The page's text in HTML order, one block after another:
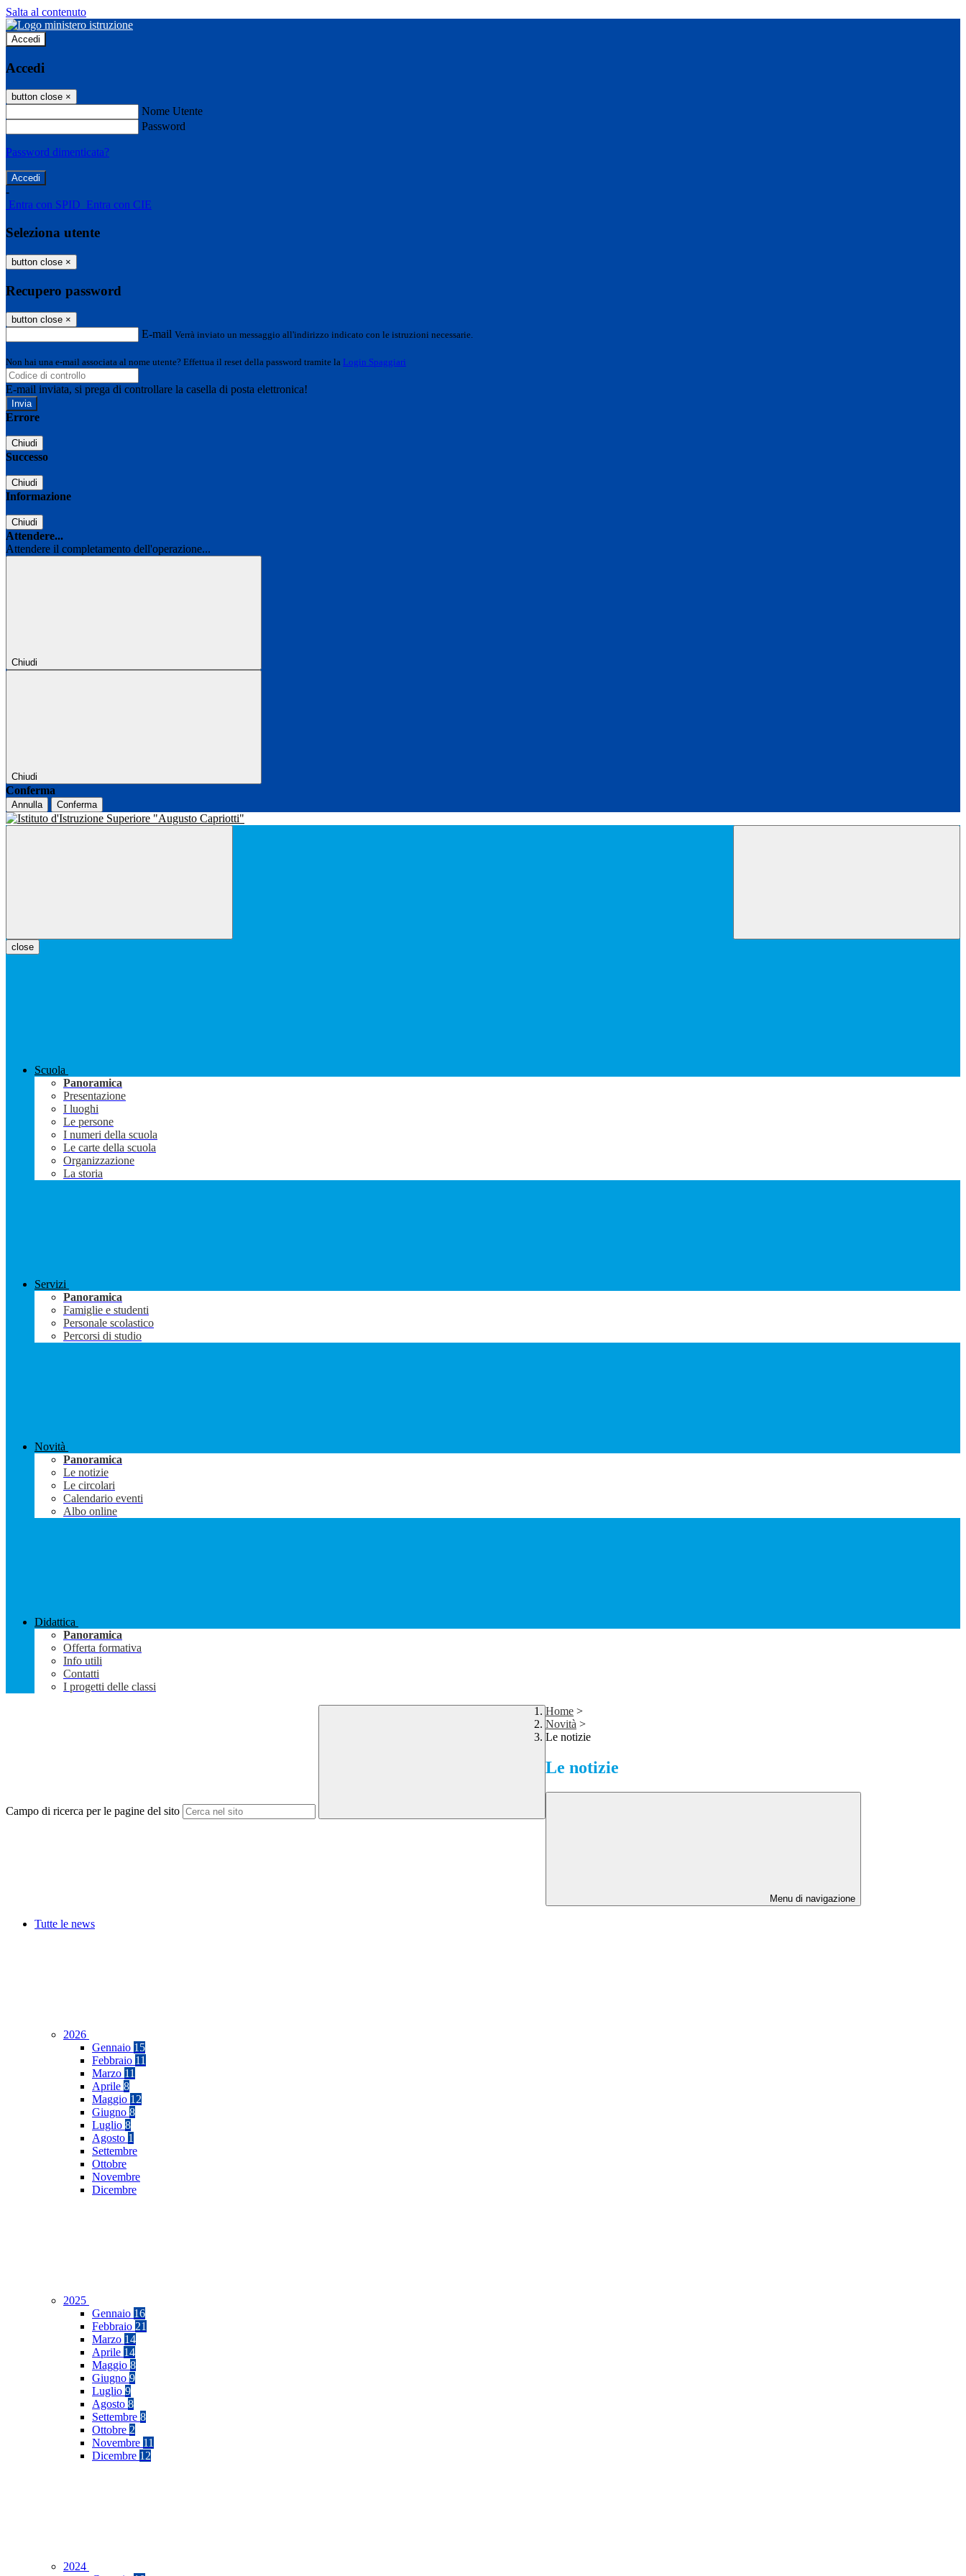
Salta al contenuto
Accedi
Accedi
button close ×
Nome Utente
Password
Password dimenticata?
-
Entra con SPID Entra con CIE
Seleziona utente
button close ×
Recupero password
button close ×
E-mail Verrà inviato un messaggio all'indirizzo indicato con le istruzioni necessarie.
Non hai una e-mail associata al nome utente? Effettua il reset della password tramite la Login Spaggiari
E-mail inviata, si prega di controllare la casella di posta elettronica!
Errore
Chiudi
Successo
Chiudi
Informazione
Chiudi
Attendere...
Attendere il completamento dell'operazione...
Chiudi
Chiudi
Conferma
Annulla Conferma
close
Scuola
Panoramica
Presentazione
I luoghi
Le persone
I numeri della scuola
Le carte della scuola
Organizzazione
La storia
Servizi
Panoramica
Famiglie e studenti
Personale scolastico
Percorsi di studio
Novità
Panoramica
Le notizie
Le circolari
Calendario eventi
Albo online
Didattica
Panoramica
Offerta formativa
Info utili
Contatti
I progetti delle classi
Campo di ricerca per le pagine del sito
Home >
Novità >
Le notizie
Le notizie
Menu di navigazione
Tutte le news
2026
Gennaio 15
Febbraio 11
Marzo 11
Aprile 8
Maggio 12
Giugno 8
Luglio 8
Agosto 1
Settembre
Ottobre
Novembre
Dicembre
2025
Gennaio 16
Febbraio 21
Marzo 14
Aprile 14
Maggio 8
Giugno 9
Luglio 9
Agosto 8
Settembre 8
Ottobre 2
Novembre 11
Dicembre 12
2024